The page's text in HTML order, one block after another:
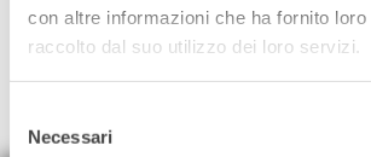
con altre informazioni che ha fornito loro
raccolto dal suo utilizzo dei loro servizi.
delNecessari